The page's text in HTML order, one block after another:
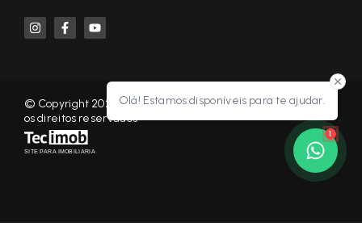
Olá! Estamos disponíveis para te ajudar.
1
© Copyright 2026 - KF NEGÓCIOS IMOBILIÁRIOS RP - Todos
os direitos reservados
SITE PARA IMOBILIARIA